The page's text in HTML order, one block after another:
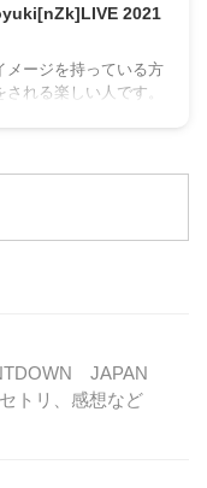
2021
メージを持っている方
れる楽しい人です。
JAPAN
トリ、感想など